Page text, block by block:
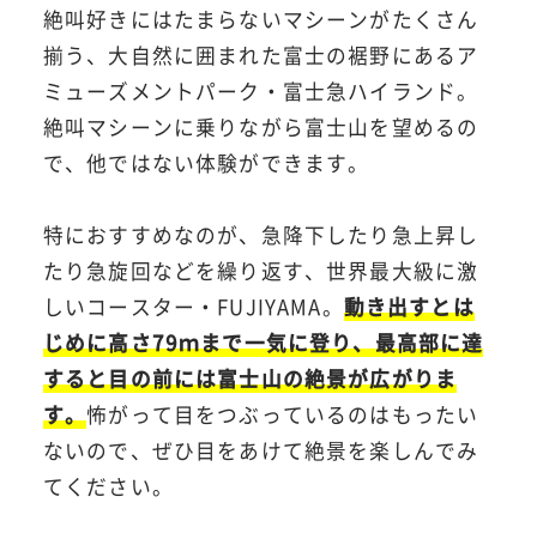
絶叫好きにはたまらないマシーンがたくさん
揃う、大自然に囲まれた富士の裾野にあるア
ミューズメントパーク・富士急ハイランド。
絶叫マシーンに乗りながら富士山を望めるの
で、他ではない体験ができます。
特におすすめなのが、急降下したり急上昇し
たり急旋回などを繰り返す、世界最大級に激
しいコースター・FUJIYAMA。 動き出すとは
じめに高さ79ｍまで一気に登り、最高部に達
すると目の前には富士山の絶景が広がりま
す。怖がって目をつぶっているのはもったい
ないので、ぜひ目をあけて絶景を楽しんでみ
てください。